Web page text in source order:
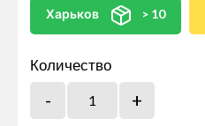
Харьков > 10
Количество